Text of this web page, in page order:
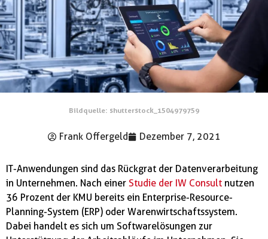
Bildquelle: shutterstock_1504979759
Frank Offergeld Dezember 7, 2021
IT-Anwendungen sind das Rückgrat der Datenverarbeitung
in Unternehmen. Nach einer Studie der IW Consult nutzen
36 Prozent der KMU bereits ein Enterprise-Resource-
Planning-System (ERP) oder Warenwirtschaftssystem.
Dabei handelt es sich um Softwarelösungen zur